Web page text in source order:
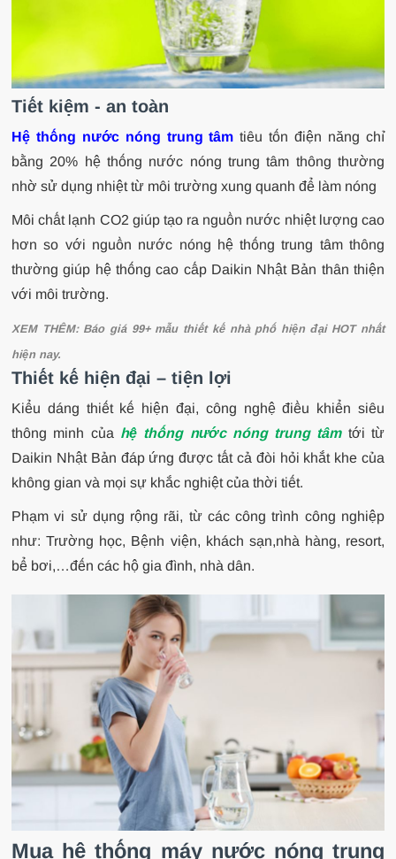
Tiết kiệm - an toàn
Hệ thống nước nóng trung tâm tiêu tốn điện năng chỉ
bằng 20% hệ thống nước nóng trung tâm thông thường
nhờ sử dụng nhiệt từ môi trường xung quanh để làm nóng
Môi chất lạnh CO2 giúp tạo ra nguồn nước nhiệt lượng cao
hơn so với nguồn nước nóng hệ thống trung tâm thông
thường giúp hệ thống cao cấp Daikin Nhật Bản thân thiện
với môi trường.
XEM THÊM: Báo giá 99+ mẫu thiết kế nhà phố hiện đại HOT nhất
hiện nay.
Thiết kế hiện đại – tiện lợi
Kiểu dáng thiết kế hiện đại, công nghệ điều khiển siêu
thông minh của hệ thống nước nóng trung tâmtới từ
Daikin Nhật Bản đáp ứng được tất cả đòi hỏi khắt khe của
không gian và mọi sự khắc nghiệt của thời tiết.
Phạm vi sử dụng rộng rãi, từ các công trình công nghiệp
như: Trường học, Bệnh viện, khách sạn,nhà hàng, resort,
bể bơi,…đến các hộ gia đình, nhà dân.
Mua hệ thống máy nước nóng trung